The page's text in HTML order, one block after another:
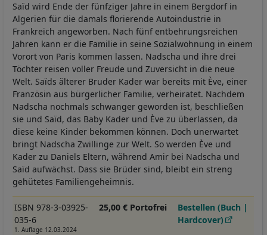
Saïd wird Ende der fünfziger Jahre in einem Bergdorf in
Algerien für die damals florierende Autoindustrie in
Frankreich angeworben. Nach fünf entbehrungsreichen
Jahren kann er die Familie in seine Sozialwohnung in einem
Vorort von Paris kommen lassen. Nadscha und ihre drei
Töchter reisen voller Freude und Zuversicht in die neue
Welt. Saïds älterer Bruder Kader war bereits mit Ève, einer
Französin aus bürgerlicher Familie, verheiratet. Nachdem
Nadscha nochmals schwanger geworden ist, beschließen
sie und Saïd, das Baby Kader und Ève zu überlassen, da
diese keine Kinder bekommen können. Doch unerwartet
bringt Nadscha Zwillinge zur Welt. So werden Ève und
Kader zu Daniels Eltern, während Amir bei Nadscha und
Saïd aufwächst. Dass sie Brüder sind, bleibt ein streng
gehütetes Familiengeheimnis.
ISBN 978-3-03925-
035-6
1. Auflage 12.03.2024
25,00 € Portofrei
Bestellen (Buch |
Hardcover)